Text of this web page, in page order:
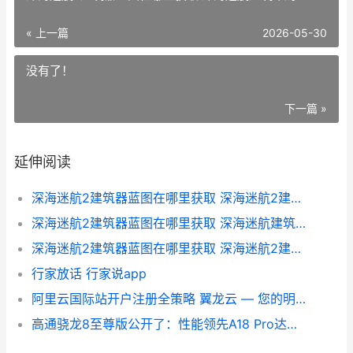
« 上一篇 2026-05-30
没有了！
下一篇 »
延伸阅读
深海迷航2建筑器蓝图在哪里获取 深海迷航2建筑bug
深海迷航2建筑器蓝图在哪里获取 深海迷航建筑布局
深海迷航2建筑器蓝图在哪里获取 深海迷航2建筑枪
行家放话 行家说app
阿里云国际站开户注册全策略 翼龙云 — 您的明智之选 阿里云国际站官网入口
高通骁龙8至尊版公开了：性能领先A18 Pro达到40%，更有多项首发 高通骁龙8至尊版手机有哪些